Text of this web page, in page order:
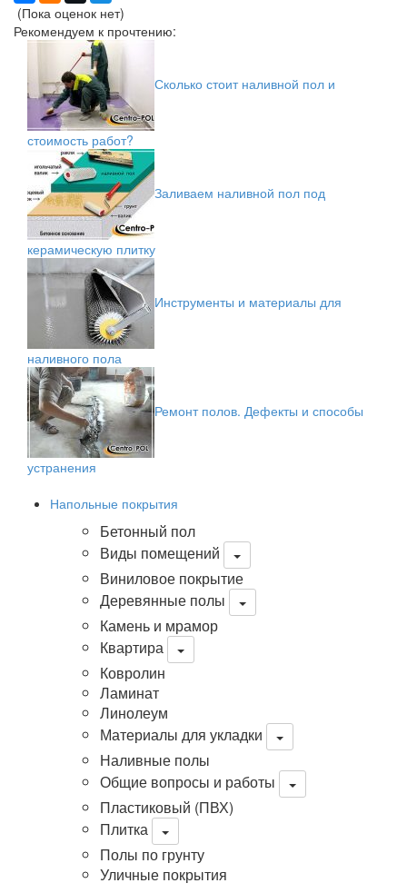
(Пока оценок нет)
Рекомендуем к прочтению:
Сколько стоит наливной пол и
стоимость работ?
Заливаем наливной пол под
керамическую плитку
Инструменты и материалы для
наливного пола
Ремонт полов. Дефекты и способы
устранения
Напольные покрытия
Бетонный пол
Виды помещений
Виниловое покрытие
Деревянные полы
Камень и мрамор
Квартира
Ковролин
Ламинат
Линолеум
Материалы для укладки
Наливные полы
Общие вопросы и работы
Пластиковый (ПВХ)
Плитка
Полы по грунту
Уличные покрытия